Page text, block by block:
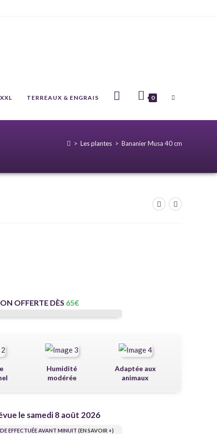
TERREAUX & ENGRAIS 0
> Les plantes > Bananier Musa 40 cm
OFFERTE DÈS 65€
Humidité
modérée
Adaptée aux
animaux
le samedi 8 août 2026
EFFECTUÉE AVANT MINUIT (EN SAVOIR +)